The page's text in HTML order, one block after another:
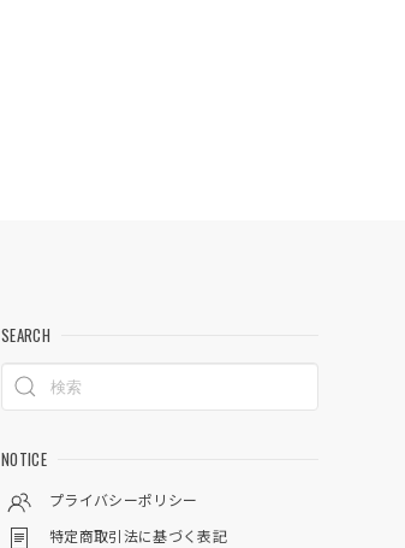
SEARCH
NOTICE
プライバシーポリシー
特定商取引法に基づく表記